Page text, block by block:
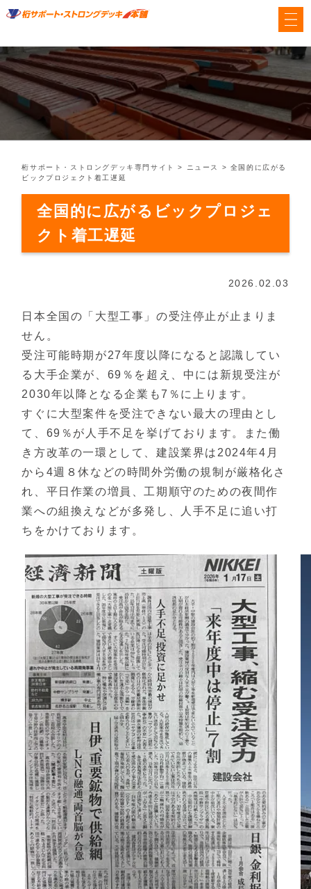
桁サポート・ストロングデッキ専門サイト > ニュース > 全国的に広がる
ビックプロジェクト着工遅延
全国的に広がるビックプロジェ
クト着工遅延
2026.02.03
日本全国の「大型工事」の受注停止が止まりま
せん。
受注可能時期が27年度以降になると認識してい
る大手企業が、69％を超え、中には新規受注が
2030年以降となる企業も7％に上ります。
すぐに大型案件を受注できない最大の理由とし
て、69％が人手不足を挙げております。また働
き方改革の一環として、建設業界は2024年4月
から4週８休などの時間外労働の規制が厳格化さ
れ、平日作業の増員、工期順守のための夜間作
業への組換えなどが多発し、人手不足に追い打
ちをかけております。